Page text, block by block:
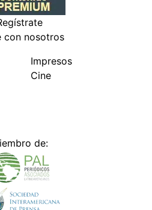
con nosotros
Impresos
Cine
de: